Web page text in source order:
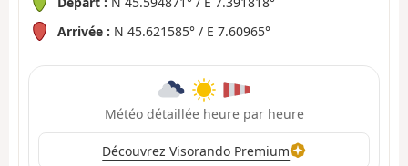
Arrivée : N 45.621585° / E 7.60965°
Météo détaillée heure par heure
Découvrez Visorando Premium